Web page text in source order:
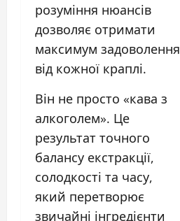
розуміння нюансів
дозволяє отримати
максимум задоволення
від кожної краплі.
Він не просто «кава з
алкоголем». Це
результат точного
балансу екстракції,
солодкості та часу,
який перетворює
звичайні інгредієнти